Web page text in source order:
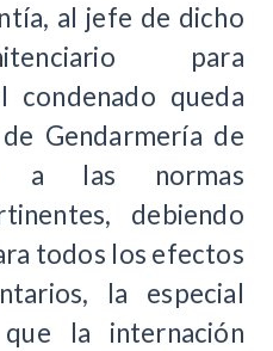
al jefe de dicho
para
condenado queda
Gendarmería de
a las normas
debiendo
todos los efectos
la especial
la internación